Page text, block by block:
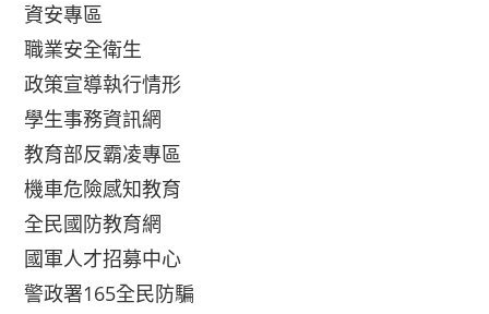
資安專區
職業安全衛生
政策宣導執行情形
學生事務資訊網
教育部反霸凌專區
機車危險感知教育
全民國防教育網
國軍人才招募中心
警政署165全民防騙